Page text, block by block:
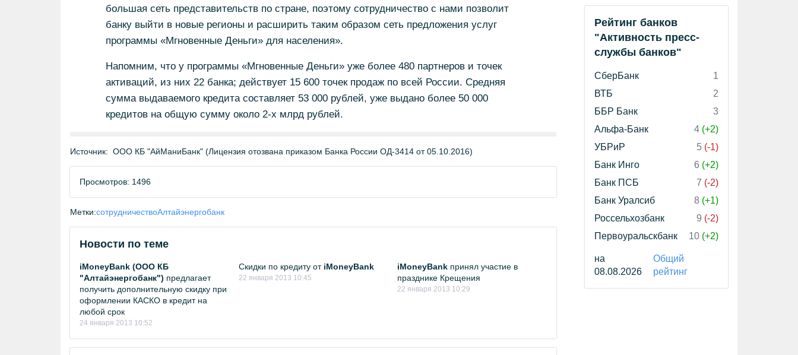
большая сеть представительств по стране, поэтому сотрудничество с нами позволит
банку выйти в новые регионы и расширить таким образом сеть предложения услуг
программы «Мгновенные Деньги» для населения».
Напомним, что у программы «Мгновенные Деньги» уже более 480 партнеров и точек
активаций, из них 22 банка; действует 15 600 точек продаж по всей России. Средняя
сумма выдаваемого кредита составляет 53 000 рублей, уже выдано более 50 000
кредитов на общую сумму около 2-х млрд рублей.
Источник: ООО КБ "АйМаниБанк" (Лицензия отозвана приказом Банка России ОД-3414 от 05.10.2016)
Просмотров: 1496
Метки:сотрудничествоАлтайэнергобанк
Новости по теме
iMoneyBank (ООО КБ
"Алтайэнергобанк") предлагает
получить дополнительную скидку при
оформлении КАСКО в кредит на
любой срок
24 января 2013 10:52
Скидки по кредиту от iMoneyBank
22 января 2013 10:45
iMoneyBank принял участие в
празднике Крещения
22 января 2013 10:29
Рейтинг банков
"Активность пресс-
службы банков"
СберБанк
1
ВТБ
2
ББР Банк
3
Альфа-Банк
4 (+2)
УБРиР
5 (-1)
Банк Инго
6 (+2)
Банк ПСБ
7 (-2)
Банк Уралсиб
8 (+1)
Россельхозбанк
9 (-2)
Первоуральскбанк
10 (+2)
на
08.08.2026
Общий
рейтинг